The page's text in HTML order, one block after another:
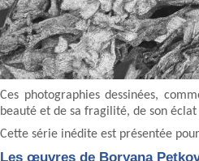
Ces photographies dessinées,
beauté et de sa fragilité, de son
Cette série inédite est présentée
Les œuvres de Boryana